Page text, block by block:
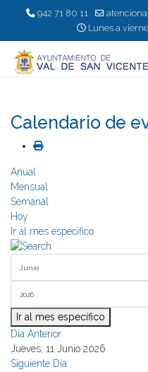
942 71 80 11
Lunes a
Calendario de
Anual
Mensual
Semanal
Hoy
Ir al mes específico
Ir al mes específico
Día Anterior
Jueves, 11 Junio 2026
Siguiente Día